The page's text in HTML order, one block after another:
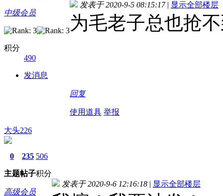
中级会员
积分
490
发消息
发表于 2020-9-5 08:15:17 | 显示全部楼层
为毛老子总也抢
回复
使用道具 举报
大头226
0
主题
235
帖子
506
积分
高级会员
发表于 2020-9-6 12:16:18 | 显示全部楼层